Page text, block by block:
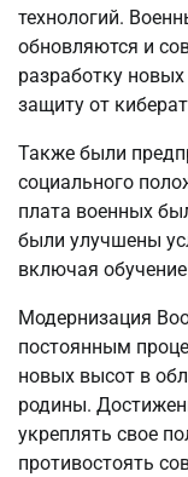
технологий.
обновляются и
разработку
защиту от
Также были
социального
плата военных
были улучшены
включая
Модернизация
постоянным
новых высот в
родины.
укреплять свое
противостоять